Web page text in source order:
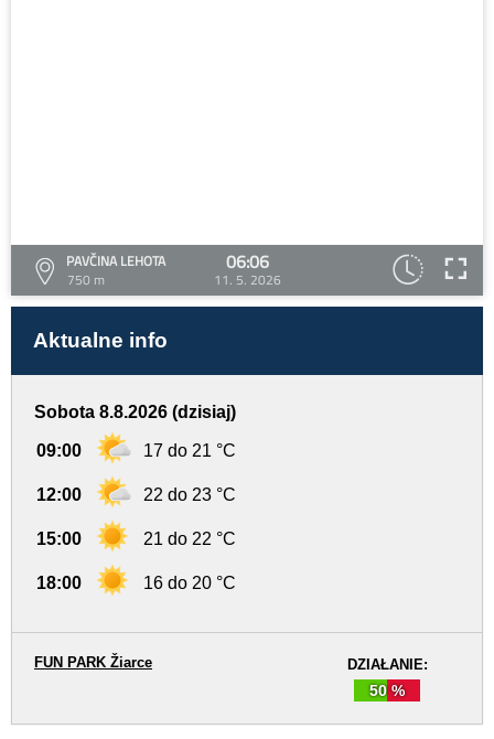
PAVČINA LEHOTA
750 m
06:06
11. 5. 2026
Aktualne info
Sobota 8.8.2026 (dzisiaj)
09:00 17 do 21 °C
12:00 22 do 23 °C
15:00 21 do 22 °C
18:00 16 do 20 °C
DZIAŁANIE:
50 %
FUN PARK Žiarce